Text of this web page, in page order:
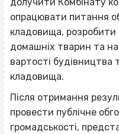
опрацювати питання
кладовища, розробити
домашніх тварин та
вартості
кладовища.
Після отримання
провести публічне
громадськості,